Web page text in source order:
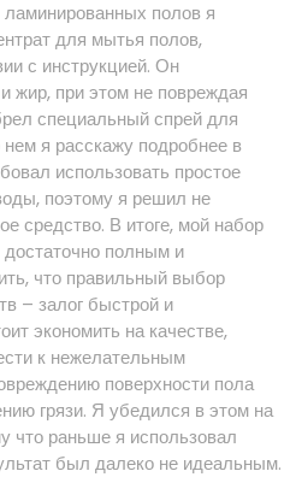
полов я
для мытья полов,
с инструкцией. Он
жир, при этом не повреждая
специальный спрей для
я расскажу подробнее в
использовать простое
поэтому я решил не
средство. В итоге, мой набор
полным и
что правильный выбор
– залог быстрой и
экономить на качестве,
к нежелательным
поверхности пола
грязи. Я убедился в этом на
что раньше я использовал
был далеко не идеальным.